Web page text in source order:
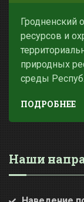
Гродненский
ресурсов и
природных
среды
ПОДРОБНЕЕ
Наши